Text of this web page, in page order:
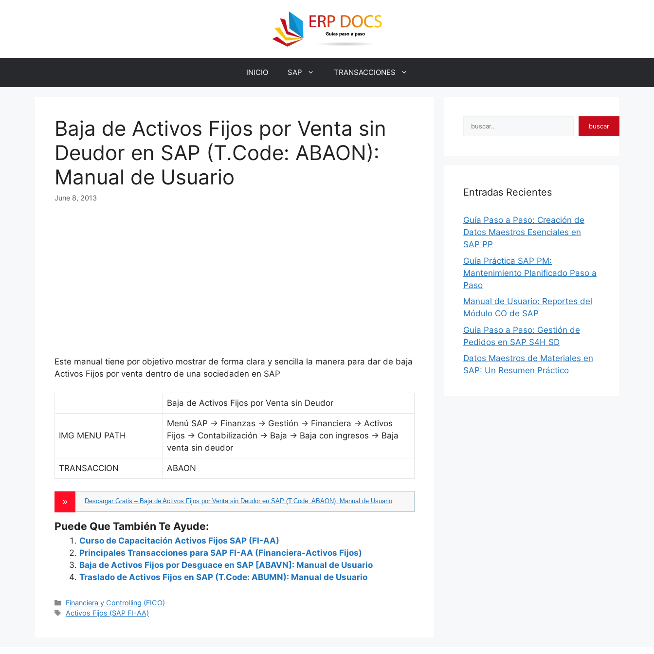
INICIO SAP TRANSACCIONES
Baja de Activos Fijos por Venta sin
Deudor en SAP (T.Code: ABAON):
Manual de Usuario
June 8, 2013
Este manual tiene por objetivo mostrar de forma clara y sencilla la manera para dar de baja
Activos Fijos por venta dentro de una sociedaden en SAP
Baja de Activos Fijos por Venta sin Deudor
IMG MENU PATH
Menú SAP → Finanzas → Gestión → Financiera → Activos
Fijos → Contabilización → Baja → Baja con ingresos → Baja
venta sin deudor
TRANSACCION ABAON
Descargar Gratis – Baja de Activos Fijos por Venta sin Deudor en SAP (T.Code: ABAON): Manual de Usuario
Puede Que También Te Ayude:
Curso de Capacitación Activos Fijos SAP (FI-AA)
Principales Transacciones para SAP FI-AA (Financiera-Activos Fijos)
Baja de Activos Fijos por Desguace en SAP [ABAVN]: Manual de Usuario
Traslado de Activos Fijos en SAP (T.Code: ABUMN): Manual de Usuario
Categories
Financiera y Controlling (FICO)
Tags
Activos Fijos (SAP FI-AA)
Search buscar
Entradas Recientes
Guía Paso a Paso: Creación de
Datos Maestros Esenciales en
SAP PP
Guía Práctica SAP PM:
Mantenimiento Planificado Paso a
Paso
Manual de Usuario: Reportes del
Módulo CO de SAP
Guía Paso a Paso: Gestión de
Pedidos en SAP S4H SD
Datos Maestros de Materiales en
SAP: Un Resumen Práctico